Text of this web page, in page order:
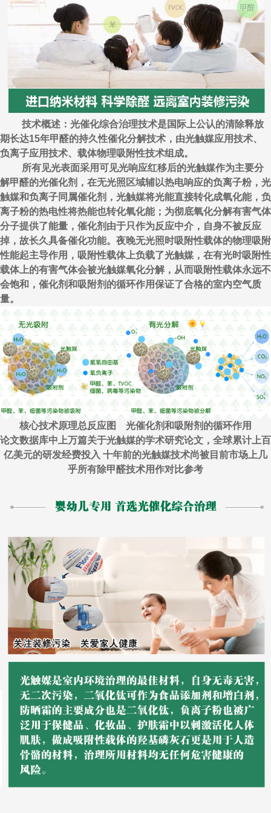
技术概述：光催化综合治理技术是国际上公认的清除释放
期长达15年甲醛的持久性催化分解技术，由光触媒应用技术、
负离子应用技术、载体物理吸附性技术组成。
所有见光表面采用可见光响应红移后的光触媒作为主要分
解甲醛的光催化剂，在无光照区域辅以热电响应的负离子粉，光
触媒和负离子同属催化剂，光触媒将光能直接转化成氧化能，负
离子粉的热电性将热能也转化氧化能；为彻底氧化分解有害气体
分子提供了能量，催化剂由于只作为反应中介，自身不被反应
掉，故长久具备催化功能。夜晚无光照时吸附性载体的物理吸附
性能起主导作用，吸附性载体上负载了光触媒，在有光时吸附性
载体上的有害气体会被光触媒氧化分解，从而吸附性载体永远不
会饱和，催化剂和吸附剂的循环作用保证了合格的室内空气质
量。
核心技术原理总反应图 光催化剂和吸附剂的循环作用
论文数据库中上万篇关于光触媒的学术研究论文，全球累计上百
亿美元的研发经费投入 十年前的光触媒技术尚被目前市场上几
乎所有除甲醛技术用作对比参考